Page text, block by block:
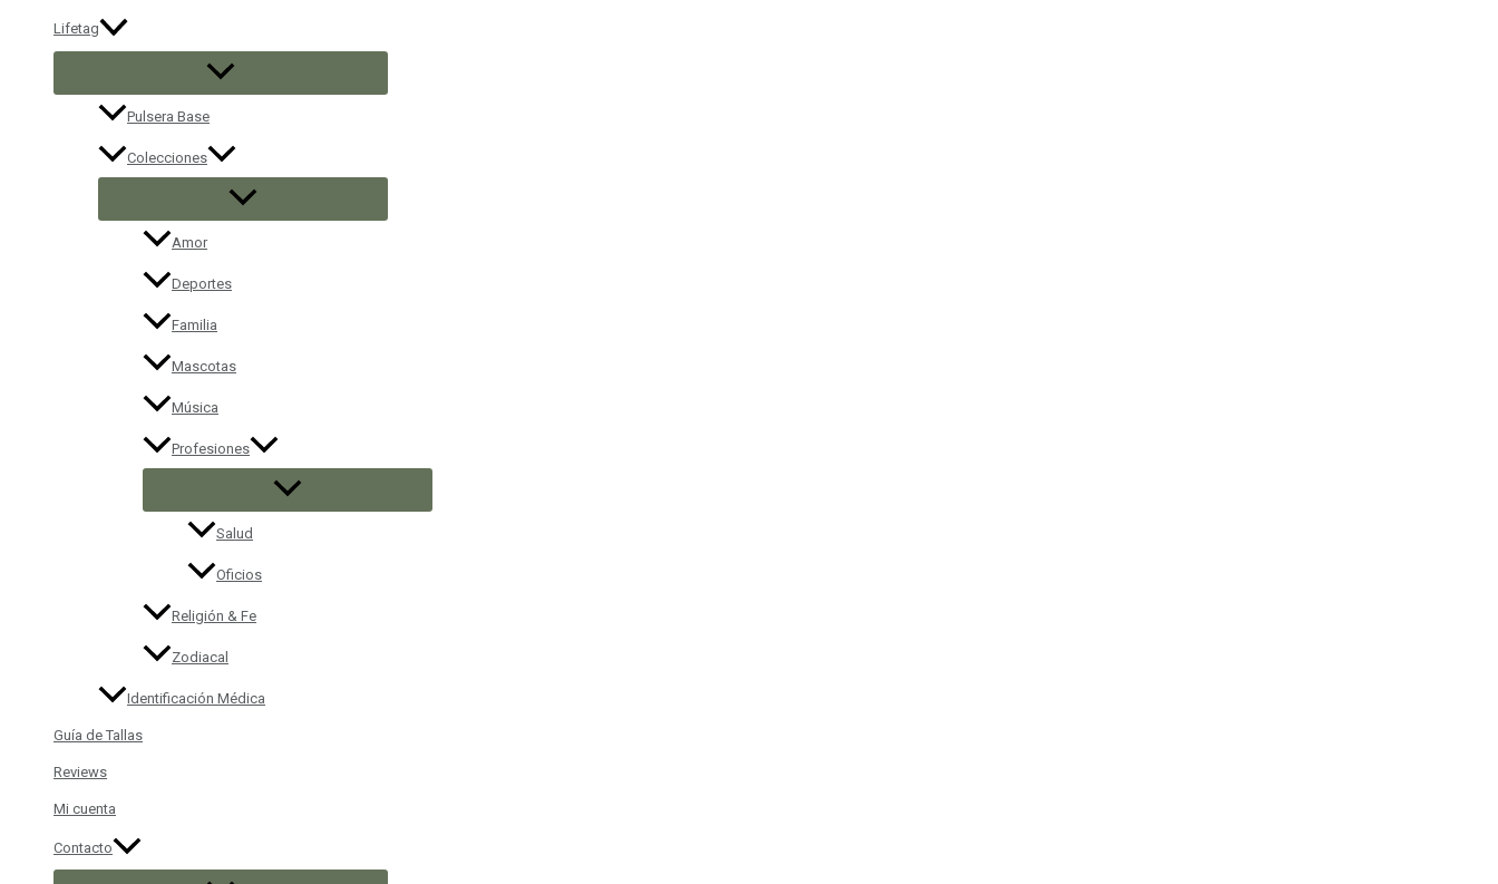
Lifetag
Pulsera Base
Colecciones
Amor
Deportes
Familia
Mascotas
Música
Profesiones
Salud
Oficios
Religión & Fe
Zodiacal
Identificación Médica
Guía de Tallas
Reviews
Mi cuenta
Contacto